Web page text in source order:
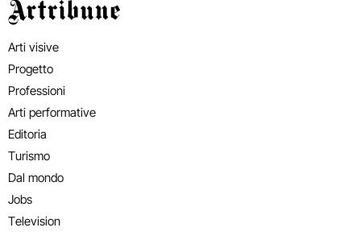
Artribune
Arti visive
Progetto
Professioni
Arti performative
Editoria
Turismo
Dal mondo
Jobs
Television